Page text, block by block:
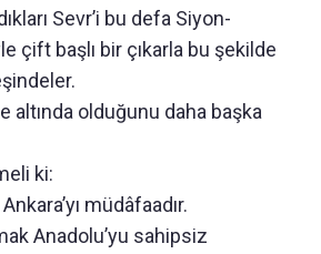
Sevr’i bu defa Siyon-
çift başlı bir çıkarla bu şekilde
altında olduğunu daha başka
ki:
müdâfaadır.
Anadolu’yu sahipsiz